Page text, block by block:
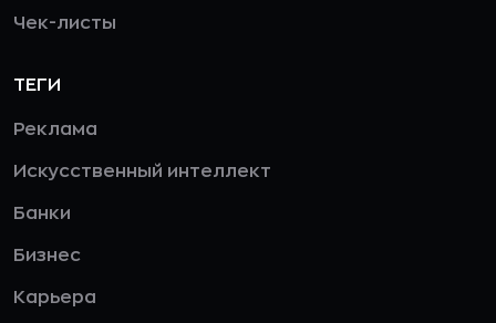
Чек-листы
ТЕГИ
Реклама
Искусственный интеллект
Банки
Бизнес
Карьера